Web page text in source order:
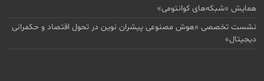
همایش «شبکه‌های کوانتومی»
نشست تخصصی «هوش مصنوعی پیشران نوین در تحول اقتصاد و حکمرانی
دیجیتال»